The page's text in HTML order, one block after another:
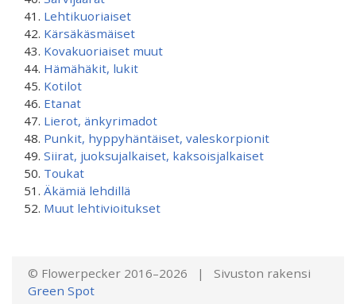
Lehtikuoriaiset
Kärsäkäsmäiset
Kovakuoriaiset muut
Hämähäkit, lukit
Kotilot
Etanat
Lierot, änkyrimadot
Punkit, hyppyhäntäiset, valeskorpionit
Siirat, juoksujalkaiset, kaksoisjalkaiset
Toukat
Äkämiä lehdillä
Muut lehtivioitukset
© Flowerpecker 2016–2026 | Sivuston rakensi
Green Spot